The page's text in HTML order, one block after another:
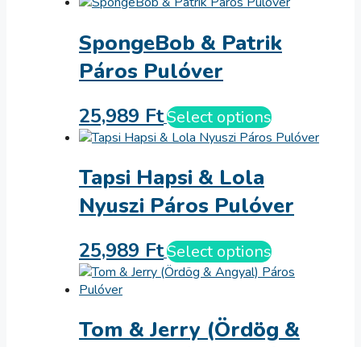
SpongeBob & Patrik
Páros Pulóver
25,989 FtSelect options
Tapsi Hapsi & Lola
Nyuszi Páros Pulóver
25,989 FtSelect options
Tom & Jerry (Ördög &